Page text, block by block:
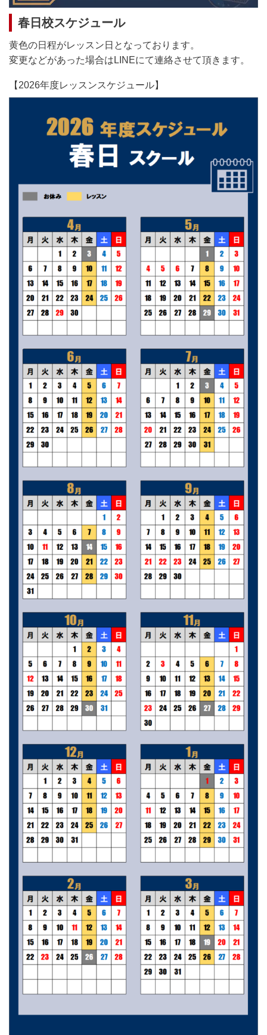
春日校スケジュール
黄色の日程がレッスン日となっております。
変更などがあった場合はLINEにて連絡させて頂きます。
【2026年度レッスンスケジュール】